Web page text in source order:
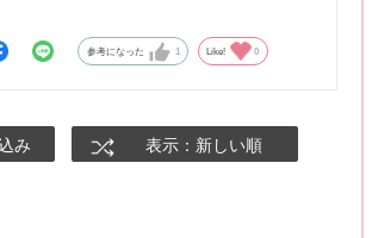
参考になった 1 Like! 0
み 表示：新しい順